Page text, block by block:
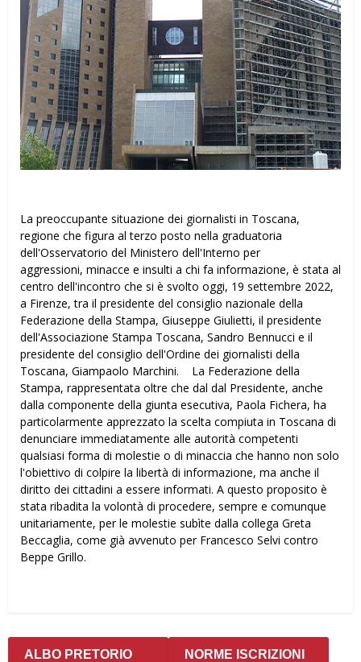
La preoccupante situazione dei giornalisti in Toscana,
regione che figura al terzo posto nella graduatoria
dell'Osservatorio del Ministero dell'Interno per
aggressioni, minacce e insulti a chi fa informazione, è stata al
centro dell'incontro che si è svolto oggi, 19 settembre 2022,
a Firenze, tra il presidente del consiglio nazionale della
Federazione della Stampa, Giuseppe Giulietti, il presidente
dell'Associazione Stampa Toscana, Sandro Bennucci e il
presidente del consiglio dell'Ordine dei giornalisti della
Toscana, Giampaolo Marchini. La Federazione della
Stampa, rappresentata oltre che dal dal Presidente, anche
dalla componente della giunta esecutiva, Paola Fichera, ha
particolarmente apprezzato la scelta compiuta in Toscana di
denunciare immediatamente alle autorità competenti
qualsiasi forma di molestie o di minaccia che hanno non solo
l'obiettivo di colpire la libertà di informazione, ma anche il
diritto dei cittadini a essere informati. A questo proposito è
stata ribadita la volontà di procedere, sempre e comunque
unitariamente, per le molestie subìte dalla collega Greta
Beccaglia, come già avvenuto per Francesco Selvi contro
Beppe Grillo.
ALBO PRETORIO NORME ISCRIZIONI